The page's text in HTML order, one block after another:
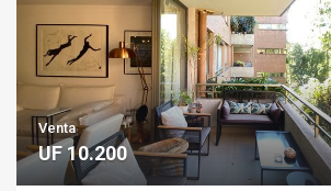
Venta
UF 10.200